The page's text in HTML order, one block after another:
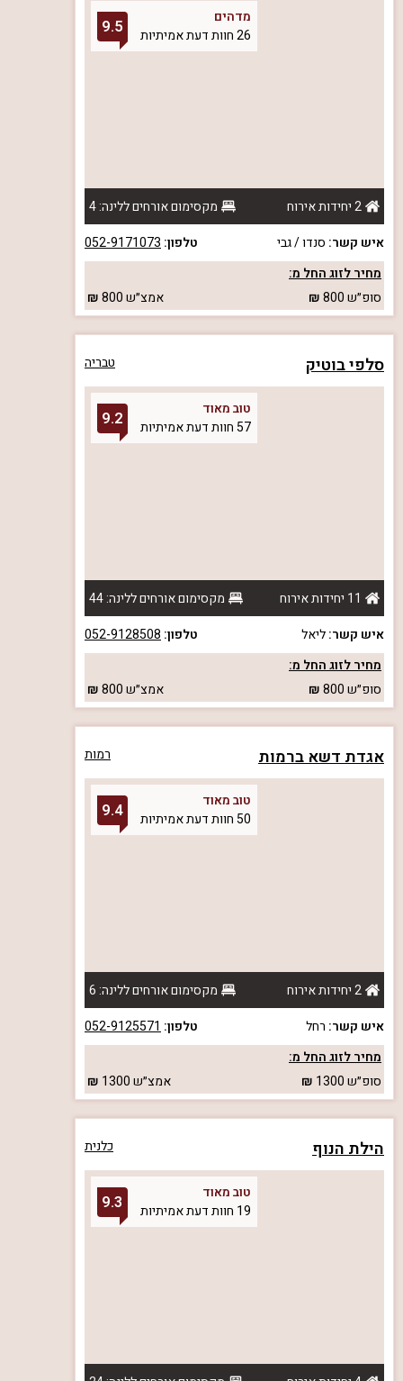
מדהים
26 חוות דעת אמיתיות
9.5
2 יחידות אירוח
מקסימום אורחים ללינה: 4
איש קשר: סנדו / גבי טלפון: 052-9171073
מחיר לזוג החל מ:
סופ״ש800 אמצ״ש800
סלפי בוטיק טבריה
טוב מאוד
57 חוות דעת אמיתיות
9.2
11 יחידות אירוח
מקסימום אורחים ללינה: 44
איש קשר:ליאל טלפון: 052-9128508
מחיר לזוג החל מ:
סופ״ש800 אמצ״ש800
אגדת דשא ברמות רמות
טוב מאוד
50 חוות דעת אמיתיות
9.4
2 יחידות אירוח
מקסימום אורחים ללינה: 6
איש קשר: רחל טלפון: 052-9125571
מחיר לזוג החל מ:
סופ״ש1300 אמצ״ש1300
הילת הנוף כלנית
טוב מאוד
19 חוות דעת אמיתיות
9.3